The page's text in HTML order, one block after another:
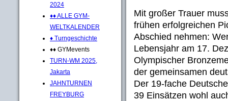
2024
♦♦ ALLE GYM-
WELTKALENDER
♦ Turngeschichte
♦♦ GYMevents
TURN-WM 2025,
Jakarta
JAHNTURNEN
FREYBURG
Mit großer Trauer
frühen erfolgreichen
Abschied nehmen:
Lebensjahr am 17.
Olympischer
der gemeinsamen
Der 19-fache
39 Einsätzen wohl